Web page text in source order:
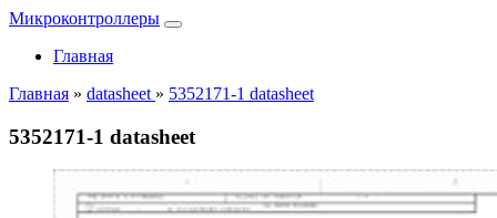
Микроконтроллеры
Главная
Главная » datasheet » 5352171-1 datasheet
5352171-1 datasheet